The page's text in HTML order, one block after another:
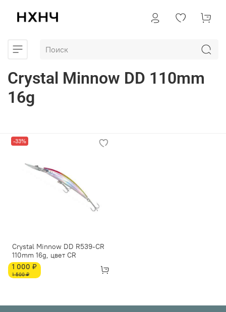
Crystal Minnow DD 110mm
16g
-33%
Crystal Minnow DD R539-CR
110mm 16g, цвет CR
1 000 ₽
1 500 ₽